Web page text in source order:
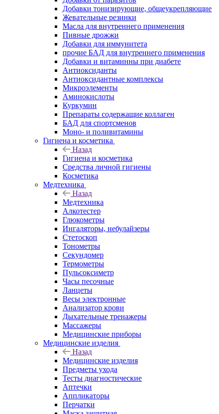
Добавки тонизирующие, общеукрепляющие
Жевательные резинки
Масла для внутреннего применения
Пивные дрожжи
Добавки для иммунитета
прочие БАД для внутреннего применения
Добавки и витаминны при диабете
Антиоксиданты
Антиоксидантные комплексы
Микроэлементы
Аминокислоты
Куркумин
Препараты содержащие коллаген
БАД для спортсменов
Моно- и поливитамины
Гигиена и косметика
Назад
Гигиена и косметика
Средства личной гигиены
Косметика
Медтехника
Назад
Медтехника
Алкотестер
Глюкометры
Ингаляторы, небулайзеры
Стетоскоп
Тонометры
Секундомер
Термометры
Пульсоксиметр
Часы песочные
Ланцеты
Весы электронные
Анализатор крови
Дыхательные тренажеры
Массажеры
Медицинские приборы
Медицинские изделия
Назад
Медицинские изделия
Предметы ухода
Тесты диагностические
Аптечки
Аппликаторы
Перчатки